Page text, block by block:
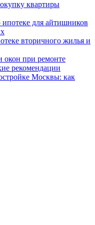
квартиры
для айтишников
вторичного жилья и
окон при ремонте
рекомендации
Москвы: как